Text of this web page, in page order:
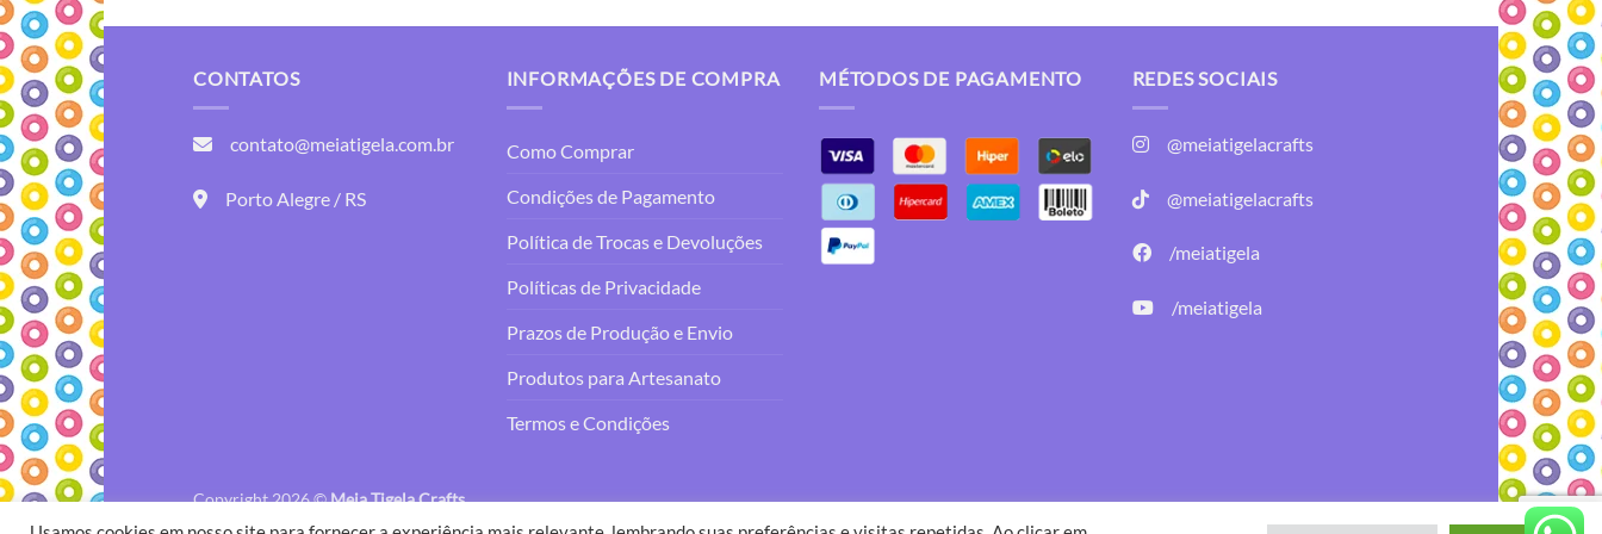
CONTATOS
contato@meiatigela.com.br
Porto Alegre / RS
INFORMAÇÕES DE COMPRA
Como Comprar
Condições de Pagamento
Política de Trocas e Devoluções
Políticas de Privacidade
Prazos de Produção e Envio
Produtos para Artesanato
Termos e Condições
MÉTODOS DE PAGAMENTO REDES SOCIAIS
@meiatigelacrafts
@meiatigelacrafts
/meiatigela
/meiatigela
Desenvolvido por:B2V-Web
Copyright 2026 ©Meia Tigela Crafts